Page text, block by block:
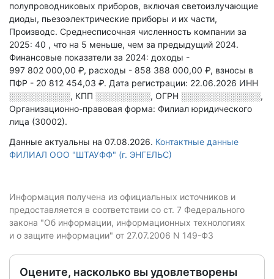
полупроводниковых приборов, включая светоизлучающие
диоды, пьезоэлектрические приборы и их части,
Производс. Среднесписочная численность компании за
2025: 40 , что на 5 меньше, чем за предыдущий 2024.
Финансовые показатели за 2024: доходы -
997 802 000,00 ₽, расходы - 858 388 000,00 ₽, взносы в
ПФР - 20 812 454,03 ₽. Дата регистрации: 22.06.2026 ИНН
░░░░░░░░░░, КПП ░░░░░░░░░, ОГРН ░░░░░░░░░░░░░,
Организационно-правовая форма: Филиал юридического
лица (30002).
Данные актуальны на 07.08.2026. Контактные данные
ФИЛИАЛ ООО "ШТАУФФ" (г. ЭНГЕЛЬС)
Информация получена из официальных источников и
предоставляется в соответствии со ст. 7 Федерального
закона "Об информации, информационных технологиях
и о защите информации" от 27.07.2006 N 149-ФЗ
Оцените, насколько вы удовлетворены